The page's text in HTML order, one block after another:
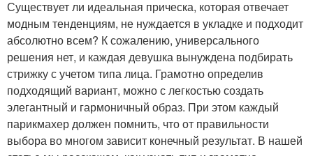
Существует ли идеальная прическа, которая отвечает
модным тенденциям, не нуждается в укладке и подходит
абсолютно всем? К сожалению, универсального
решения нет, и каждая девушка вынуждена подбирать
стрижку с учетом типа лица. Грамотно определив
подходящий вариант, можно с легкостью создать
элегантный и гармоничный образ. При этом каждый
парикмахер должен помнить, что от правильности
выбора во многом зависит конечный результат. В нашей